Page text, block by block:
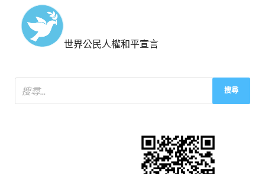
世界公民人權和平宣言